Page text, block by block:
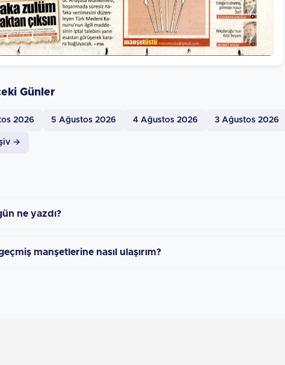
Günler
2026 5 Ağustos 2026 4 Ağustos 2026 3 Ağustos 2026
→
ne yazdı?
manşetlerine nasıl ulaşırım?